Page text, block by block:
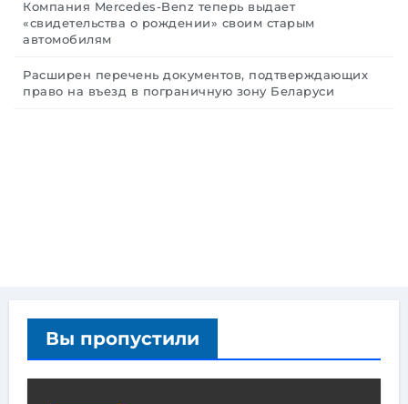
Компания Mercedes-Benz теперь выдает
«свидетельства о рождении» своим старым
автомобилям
Расширен перечень документов, подтверждающих
право на въезд в пограничную зону Беларуси
Вы пропустили